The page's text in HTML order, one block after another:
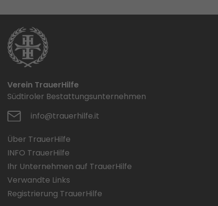
Verein TrauerHilfe
Südtiroler Bestattungsunternehmen
info@trauerhilfe.it
Über TrauerHilfe
INFO TrauerHilfe
Ihr Unternehmen auf TrauerHilfe
Verwandte Links
Registrierung TrauerHilfe